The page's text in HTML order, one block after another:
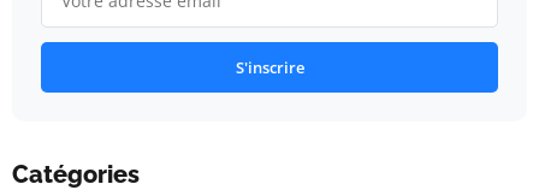
S'inscrire
Catégories